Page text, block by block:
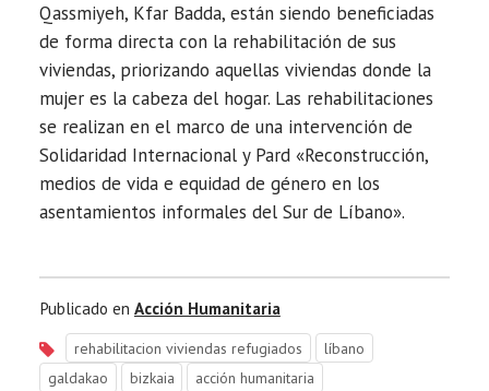
Qassmiyeh, Kfar Badda, están siendo beneficiadas
de forma directa con la rehabilitación de sus
viviendas, priorizando aquellas viviendas donde la
mujer es la cabeza del hogar. Las rehabilitaciones
se realizan en el marco de una intervención de
Solidaridad Internacional y Pard «Reconstrucción,
medios de vida e equidad de género en los
asentamientos informales del Sur de Líbano».
Publicado en Acción Humanitaria
rehabilitacion viviendas refugiados
líbano
galdakao
bizkaia
acción humanitaria